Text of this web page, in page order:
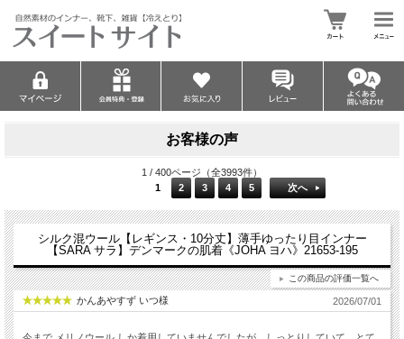
お客様の声
1 / 400ページ（全3993件）
1
2 3 4 5 次へ
シルク混ウール【レギンス・10分丈】薄手ゆったり目インナー
【SARA サラ】デンマークの肌着《JOHA ヨハ》21653-195
この商品の評価一覧へ
かんあやすず いつ様 2026/07/01